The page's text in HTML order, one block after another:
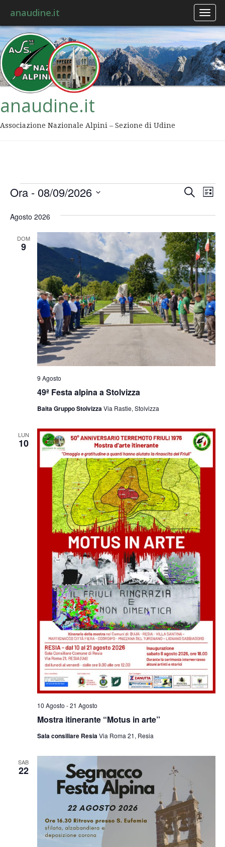
anaudine.it
anaudine.it
Associazione Nazionale Alpini – Sezione di Udine
viste
Cerca
Lista
Ora - 08/09/2026
la
Agosto 2026
DOM
9
49ª Festa alpina a Stolvizza
9 Agosto
Baita Gruppo StolvizzaVia Rastie, Stolvizza
LUN
10
Mostra itinerante “Motus in arte”
10 Agosto -21 Agosto
Sala consiliare ResiaVia Roma 21, Resia
SAB
22